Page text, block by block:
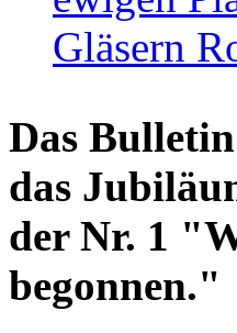
Gläsern
Das
das
der Nr. 1
begonnen."